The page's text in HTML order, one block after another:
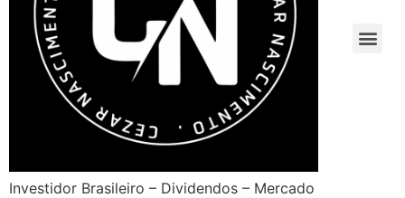
Investidor Brasileiro – Dividendos – Mercado